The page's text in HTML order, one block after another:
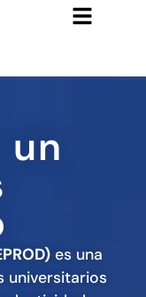
es una
universitarios